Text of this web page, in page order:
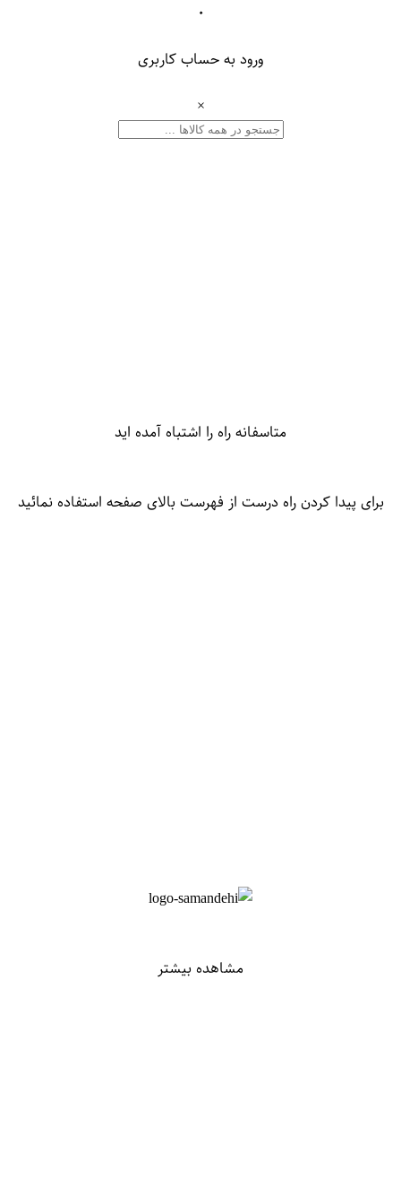
۰
ورود به حساب کاربری
×
متاسفانه راه را اشتباه آمده اید
برای پیدا کردن راه درست از فهرست بالای صفحه استفاده نمائید
مشاهده بیشتر